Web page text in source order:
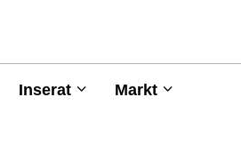
Inserat Markt